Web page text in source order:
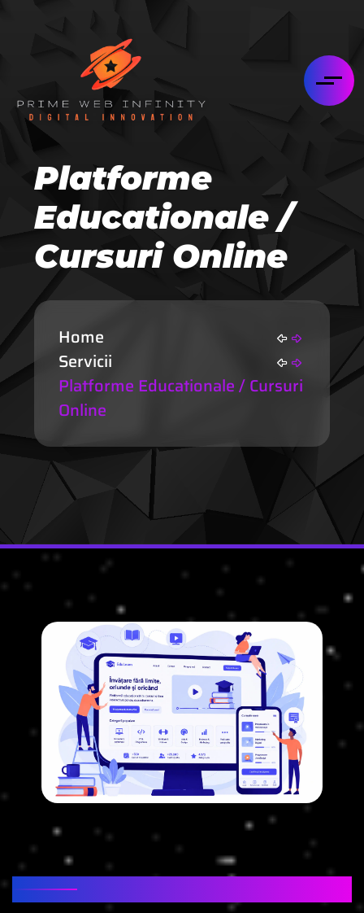
Platforme
Educationale /
Cursuri Online
Home
Servicii
Platforme Educationale / Cursuri
Online
PLATFORMA EDUCATIONALA / CURSURI